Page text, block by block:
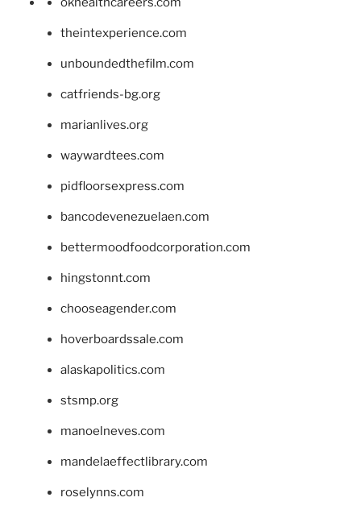
theintexperience.com
unboundedthefilm.com
catfriends-bg.org
marianlives.org
waywardtees.com
pidfloorsexpress.com
bancodevenezuelaen.com
bettermoodfoodcorporation.com
hingstonnt.com
chooseagender.com
hoverboardssale.com
alaskapolitics.com
stsmp.org
manoelneves.com
mandelaeffectlibrary.com
roselynns.com